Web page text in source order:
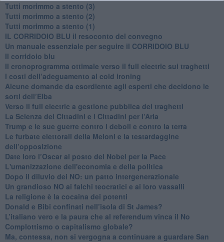
Tutti morimmo a stento (3)
Tutti morimmo a stento (2)
​Tutti morimmo a stento (1)
IL CORRIDOIO BLU il resoconto del convegno
Un manuale essenziale per seguire il CORRIDOIO BLU
Il corridoio blu
​Il cronoprogramma ottimale verso il full electric sui traghetti
​I costi dell’adeguamento al cold ironing
Alcune domande da esordiente agli esperti che decidono le
sorti dell’Elba
Verso il full electric a gestione pubblica dei traghetti​
​La Scienza dei Cittadini e i Cittadini per l’Aria
Trump e le sue guerre contro i deboli e contro la terra
​Le furbate elettorali della Meloni e la testardaggine
dell’opposizione
​Date loro l’Oscar al posto del Nobel per la Pace
L'umanizzazione dell'economia e della politica
​Dopo il diluvio dei NO: un patto intergenerazionale
​Un grandioso NO ai falchi teocratici e ai loro vassalli
La religione è la cocaina dei potenti
Donald e Bibi confinati nell’isola di St James?
L’italiano vero e la paura che al referendum vinca il No
​Complottismo o capitalismo globale?
​Ma, contessa, non si vergogna a continuare a guardare San